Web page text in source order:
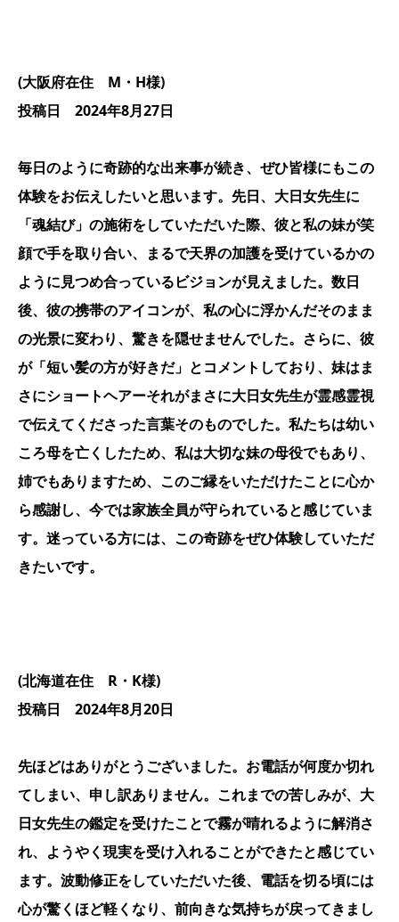
(大阪府在住 M・H様)
投稿日 2024年8月27日
毎日のように奇跡的な出来事が続き、ぜひ皆様にもこの
体験をお伝えしたいと思います。先日、大日女先生に
「魂結び」の施術をしていただいた際、彼と私の妹が笑
顔で手を取り合い、まるで天界の加護を受けているかの
ように見つめ合っているビジョンが見えました。数日
後、彼の携帯のアイコンが、私の心に浮かんだそのまま
の光景に変わり、驚きを隠せませんでした。さらに、彼
が「短い髪の方が好きだ」とコメントしており、妹はま
さにショートヘアーそれがまさに大日女先生が霊感霊視
で伝えてくださった言葉そのものでした。私たちは幼い
ころ母を亡くしたため、私は大切な妹の母役でもあり、
姉でもありますため、このご縁をいただけたことに心か
ら感謝し、今では家族全員が守られていると感じていま
す。迷っている方には、この奇跡をぜひ体験していただ
きたいです。
(北海道在住 R・K様)
投稿日 2024年8月20日
先ほどはありがとうございました。お電話が何度か切れ
てしまい、申し訳ありません。これまでの苦しみが、大
日女先生の鑑定を受けたことで霧が晴れるように解消さ
れ、ようやく現実を受け入れることができたと感じてい
ます。波動修正をしていただいた後、電話を切る頃には
心が驚くほど軽くなり、前向きな気持ちが戻ってきまし